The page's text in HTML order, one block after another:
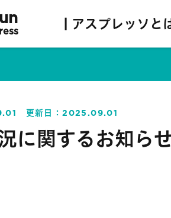
| アスプレッソと
更新日：2025.09.01
に関するお知ら